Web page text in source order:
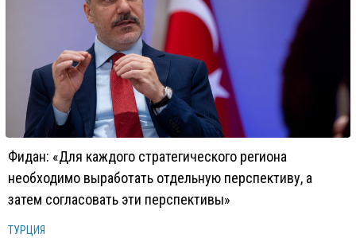
Фидан: «Для каждого стратегического региона
необходимо выработать отдельную перспективу, а
затем согласовать эти перспективы»
ТУРЦИЯ